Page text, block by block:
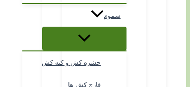
سموم
حشره کش و کنه کش
قارچ کش ها